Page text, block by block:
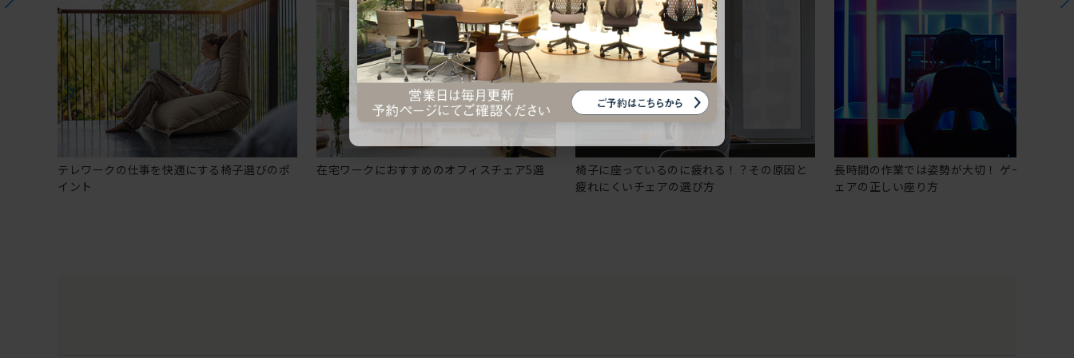
テレワークの仕事を快適にする椅子選びのポ
イント
在宅ワークにおすすめのオフィスチェア5選
椅子に座っているのに疲れる！？その原因と
疲れにくいチェアの選び方
長時間の作業では姿勢が大切！ ゲーミングチ
ェアの正しい座り方